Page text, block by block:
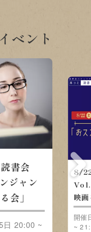
ベント
書会
ジャン
会」
日 20:00 ~
8/
映
開催
~